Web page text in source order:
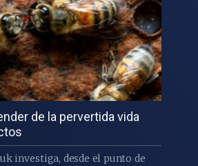
de la pervertida vida
investiga, desde el punto de